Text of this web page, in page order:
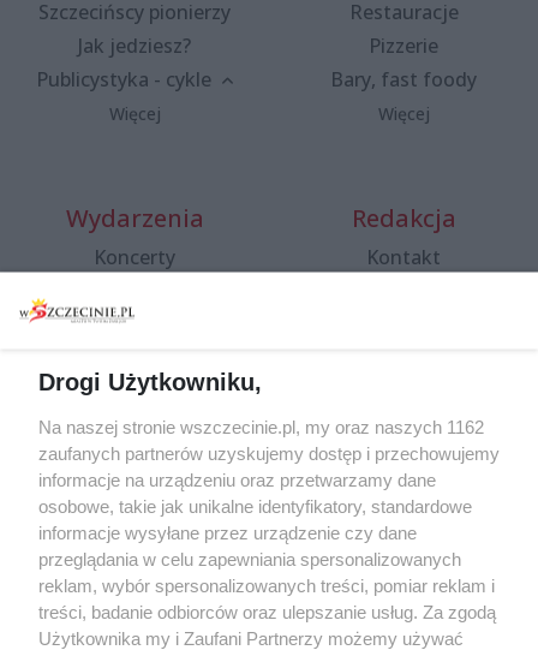
Szczecińscy pionierzy
Jak jedziesz?
Publicystyka - cykle
Więcej
Restauracje
Pizzerie
Bary, fast foody
Więcej
Wydarzenia
Koncerty
Spacery i oprowadzania
targi
Wernisaże
Więcej
Redakcja
Kontakt
Specjalny koncert z okazji
20. urodzin portalu
wSzczecinie.pl
Regulamin konkursów
śniadaniówka "Hej
Szczecin! Jest piątek!"
Drogi Użytkowniku,
Na naszej stronie wszczecinie.pl, my oraz naszych 1162
zaufanych partnerów uzyskujemy dostęp i przechowujemy
informacje na urządzeniu oraz przetwarzamy dane
osobowe, takie jak unikalne identyfikatory, standardowe
informacje wysyłane przez urządzenie czy dane
przeglądania w celu zapewniania spersonalizowanych
reklam, wybór spersonalizowanych treści, pomiar reklam i
treści, badanie odbiorców oraz ulepszanie usług. Za zgodą
Użytkownika my i Zaufani Partnerzy możemy używać